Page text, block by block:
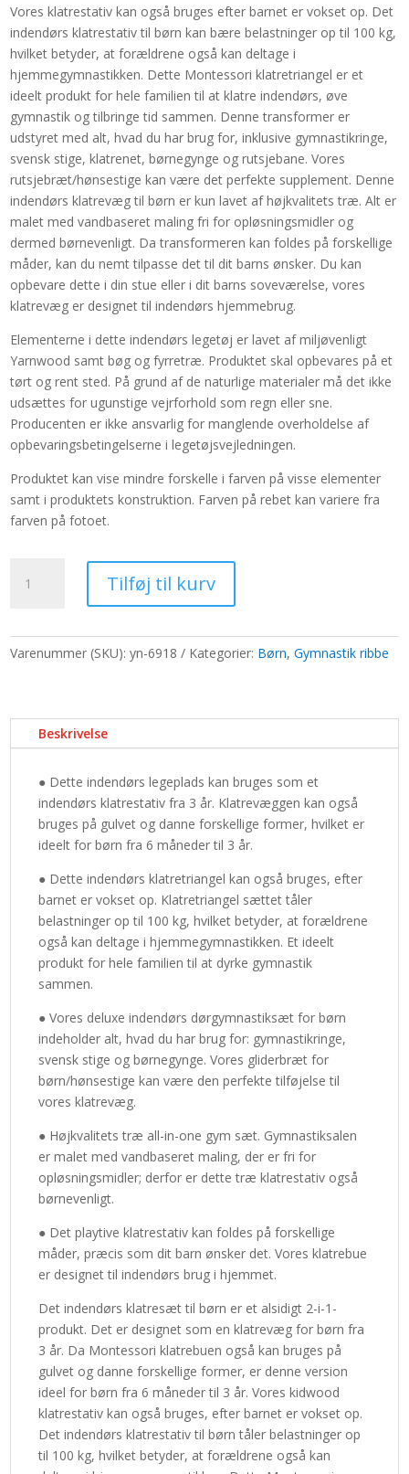
Vores klatrestativ kan også bruges efter barnet er vokset op. Det
indendørs klatrestativ til børn kan bære belastninger op til 100 kg,
hvilket betyder, at forældrene også kan deltage i
hjemmegymnastikken. Dette Montessori klatretriangel er et
ideelt produkt for hele familien til at klatre indendørs, øve
gymnastik og tilbringe tid sammen. Denne transformer er
udstyret med alt, hvad du har brug for, inklusive gymnastikringe,
svensk stige, klatrenet, børnegynge og rutsjebane. Vores
rutsjebræt/hønsestige kan være det perfekte supplement. Denne
indendørs klatrevæg til børn er kun lavet af højkvalitets træ. Alt er
malet med vandbaseret maling fri for opløsningsmidler og
dermed børnevenligt. Da transformeren kan foldes på forskellige
måder, kan du nemt tilpasse det til dit barns ønsker. Du kan
opbevare dette i din stue eller i dit barns soveværelse, vores
klatrevæg er designet til indendørs hjemmebrug.
Elementerne i dette indendørs legetøj er lavet af miljøvenligt
Yarnwood samt bøg og fyrretræ. Produktet skal opbevares på et
tørt og rent sted. På grund af de naturlige materialer må det ikke
udsættes for ugunstige vejrforhold som regn eller sne.
Producenten er ikke ansvarlig for manglende overholdelse af
opbevaringsbetingelserne i legetøjsvejledningen.
Produktet kan vise mindre forskelle i farven på visse elementer
samt i produktets konstruktion. Farven på rebet kan variere fra
farven på fotoet.
ribbe
2
-
Tilføj til kurv
Varenummer (SKU):yn-6918 Kategorier: Børn,Gymnastik ribbe
Beskrivelse
● Dette indendørs legeplads kan bruges som et
indendørs klatrestativ fra 3 år. Klatrevæggen kan også
bruges på gulvet og danne forskellige former, hvilket er
ideelt for børn fra 6 måneder til 3 år.
● Dette indendørs klatretriangel kan også bruges, efter
barnet er vokset op. Klatretriangel sættet tåler
belastninger op til 100 kg, hvilket betyder, at forældrene
også kan deltage i hjemmegymnastikken. Et ideelt
produkt for hele familien til at dyrke gymnastik
sammen.
● Vores deluxe indendørs dørgymnastiksæt for børn
indeholder alt, hvad du har brug for: gymnastikringe,
svensk stige og børnegynge. Vores gliderbræt for
børn/hønsestige kan være den perfekte tilføjelse til
vores klatrevæg.
● Højkvalitets træ all-in-one gym sæt. Gymnastiksalen
er malet med vandbaseret maling, der er fri for
opløsningsmidler; derfor er dette træ klatrestativ også
børnevenligt.
● Det playtive klatrestativ kan foldes på forskellige
måder, præcis som dit barn ønsker det. Vores klatrebue
er designet til indendørs brug i hjemmet.
Det indendørs klatresæt til børn er et alsidigt 2-i-1-
produkt. Det er designet som en klatrevæg for børn fra
3 år. Da Montessori klatrebuen også kan bruges på
gulvet og danne forskellige former, er denne version
ideel for børn fra 6 måneder til 3 år. Vores kidwood
klatrestativ kan også bruges, efter barnet er vokset op.
Det indendørs klatrestativ til børn tåler belastninger op
til 100 kg, hvilket betyder, at forældrene også kan